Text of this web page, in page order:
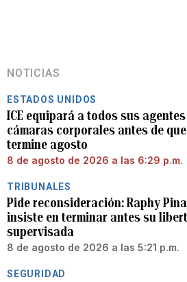
NOTICIAS
ESTADOS UNIDOS
ICE equipará a todos sus
cámaras corporales antes de que
termine agosto
8 de agosto de 2026 a las 6:29 p.m.
TRIBUNALES
Pide reconsideración: Raphy Pina
insiste en terminar antes su
supervisada
8 de agosto de 2026 a las 5:21 p.m.
SEGURIDAD